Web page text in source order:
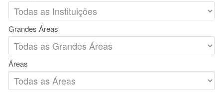
Grandes Áreas
Áreas